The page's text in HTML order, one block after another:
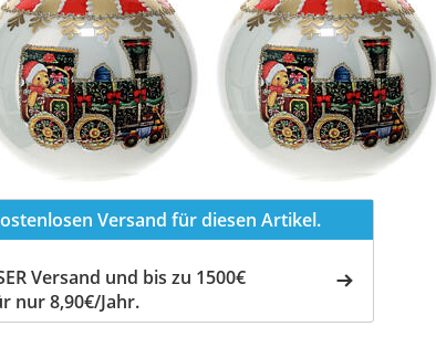
Versand für diesen Artikel.
Versand und bis zu 1500€
nur 8,90€/Jahr.